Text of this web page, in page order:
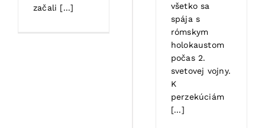
začali [...]
všetko sa
spája s
rómskym
holokaustom
počas 2.
svetovej vojny.
K
perzekúciám
[...]